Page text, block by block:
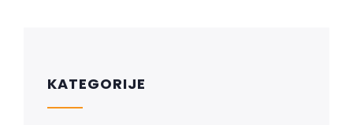
KATEGORIJE